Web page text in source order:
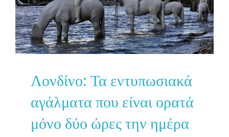
Λονδίνο: Τα εντυπωσιακά
αγάλματα που είναι ορατά
μόνο δύο ώρες την ημέρα